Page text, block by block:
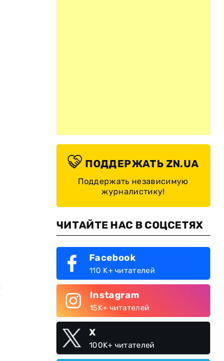
ПОДДЕРЖАТЬ ZN.UA
Поддержать независимую
журналистику!
ЧИТАЙТЕ НАС В СОЦСЕТЯХ
Facebook
110 K+ читателей
Instagram
15K+ читателей
X
100K+ читателей